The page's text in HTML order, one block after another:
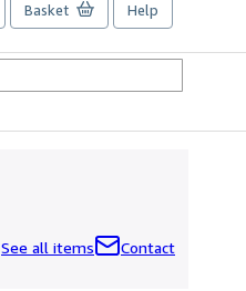
Basket Help
See all items Contact